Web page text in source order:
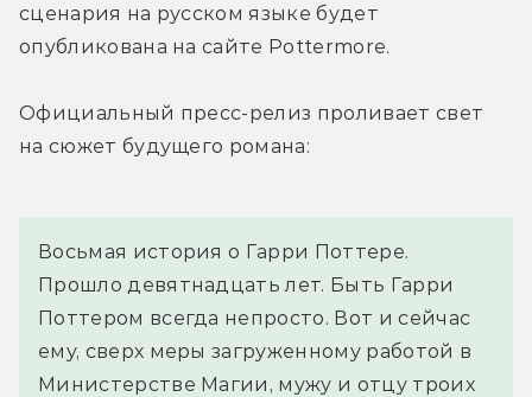
сценария на русском языке будет
опубликована на сайте Pottermore.
Официальный пресс-релиз проливает свет
на сюжет будущего романа:
Восьмая история о Гарри Поттере.
Прошло девятнадцать лет. Быть Гарри
Поттером всегда непросто. Вот и сейчас
ему, сверх меры загруженному работой в
Министерстве Магии, мужу и отцу троих